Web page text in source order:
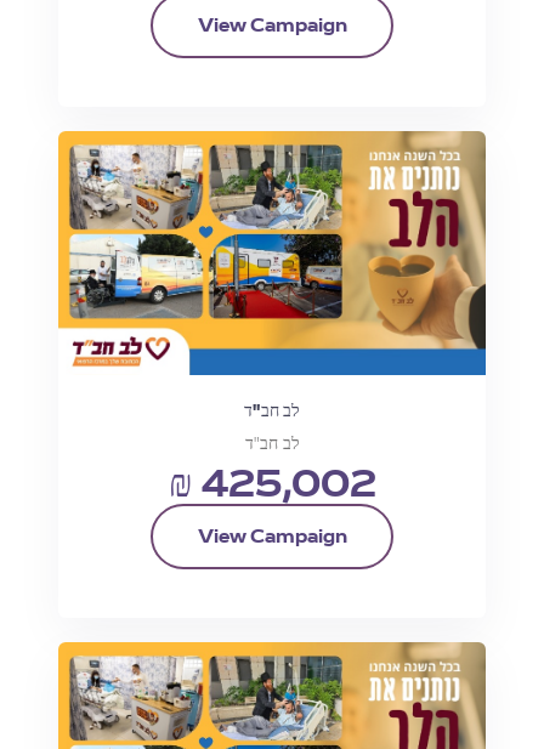
View Campaign
לב חב"ד
לב חב"ד
₪ 425,002
View Campaign